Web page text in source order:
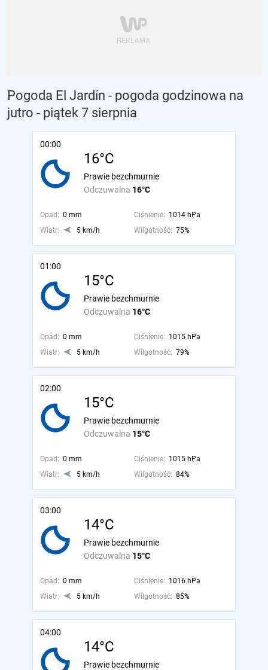
Pogoda El Jardín - pogoda godzinowa na
jutro - piątek 7 sierpnia
00:00
16°C
Odczuwalna 16°C
Prawie bezchmurnie
Opad: 0 mm Ciśnienie: 1014 hPa
Wiatr:
5 km/h Wilgotność: 75%
01:00
15°C
Odczuwalna 16°C
Prawie bezchmurnie
Opad: 0 mm Ciśnienie: 1015 hPa
Wiatr:
5 km/h Wilgotność: 79%
02:00
15°C
Odczuwalna 15°C
Prawie bezchmurnie
Opad: 0 mm Ciśnienie: 1015 hPa
Wiatr:
5 km/h Wilgotność: 84%
03:00
14°C
Odczuwalna 15°C
Prawie bezchmurnie
Opad: 0 mm Ciśnienie: 1016 hPa
Wiatr:
5 km/h Wilgotność: 85%
04:00
14°C
Prawie bezchmurnie